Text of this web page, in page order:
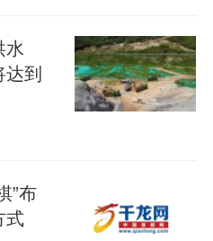
水
到
”布
式